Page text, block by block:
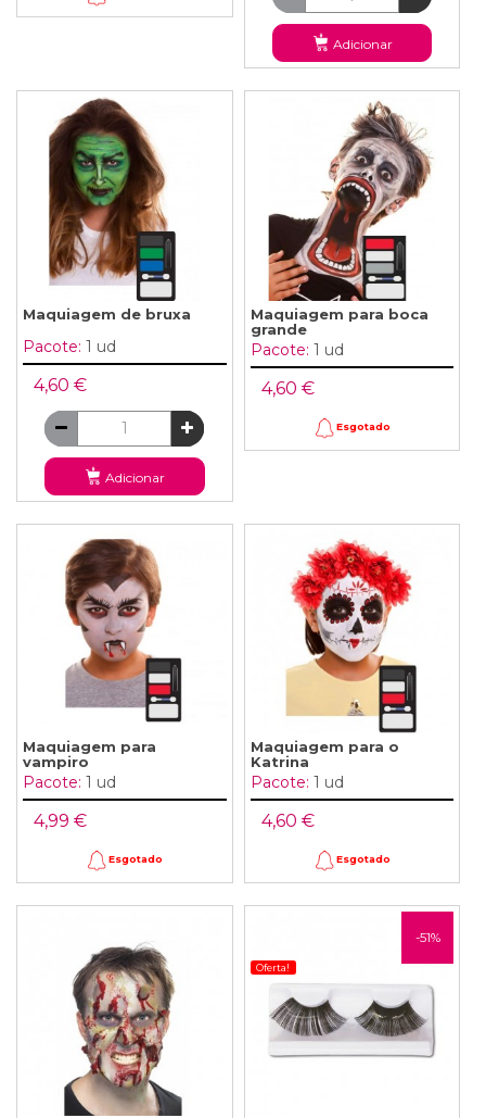
Adicionar
Maquiagem de bruxa
Pacote: 1 ud
4,60 €
Adicionar
Maquiagem para boca
grande
Pacote: 1 ud
4,60 €
Esgotado
Maquiagem para
vampiro
Pacote: 1 ud
4,99 €
Esgotado
Maquiagem para o
Katrina
Pacote: 1 ud
4,60 €
Esgotado
-51%
Oferta!